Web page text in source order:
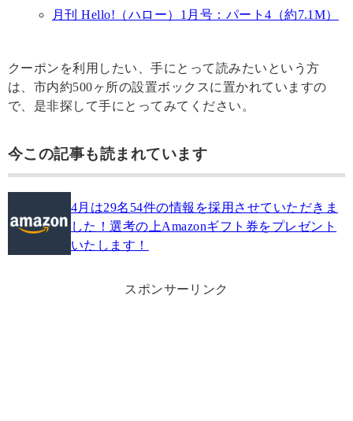
月刊 Hello!（ハロー）1月号：パート4（約7.1M）
クーポンを利用したい、手にとって読みたいという方
は、市内約500ヶ所の設置ボックスに置かれていますの
で、是非探して手にとってみてください。
今この記事も読まれています
4月は29名54件の情報を採用させていただきま
した！選考の上Amazonギフト券をプレゼント
いたします！
スポンサーリンク